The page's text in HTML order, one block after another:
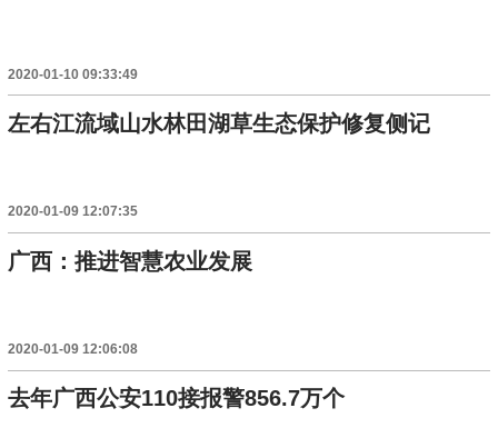
2020-01-10 09:33:49
左右江流域山水林田湖草生态保护修复侧记
2020-01-09 12:07:35
广西：推进智慧农业发展
2020-01-09 12:06:08
去年广西公安110接报警856.7万个